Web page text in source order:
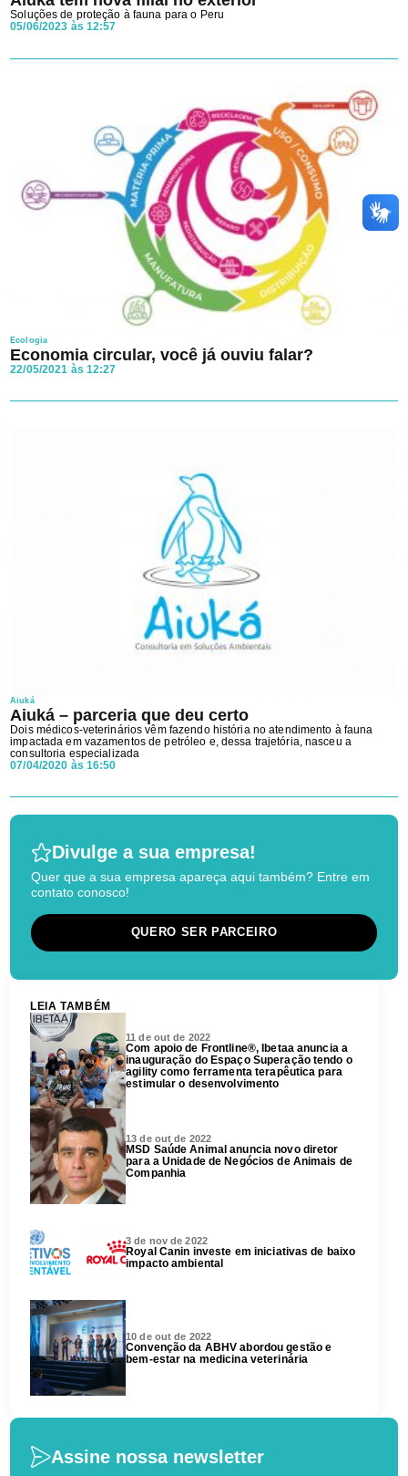
Soluções de proteção à fauna para o Peru
05/06/2023 às 12:57
Ecologia
Economia circular, você já ouviu falar?
22/05/2021 às 12:27
Aiuká
Aiuká – parceria que deu certo
Dois médicos-veterinários vêm fazendo história no atendimento à fauna
impactada em vazamentos de petróleo e, dessa trajetória, nasceu a
consultoria especializada
07/04/2020 às 16:50
Divulge a sua empresa!
Quer que a sua empresa apareça aqui também? Entre em
contato conosco!
QUERO SER PARCEIRO
LEIA TAMBÉM
11 de out de 2022
Com apoio de Frontline®, Ibetaa anuncia a
inauguração do Espaço Superação tendo o
agility como ferramenta terapêutica para
estimular o desenvolvimento
13 de out de 2022
MSD Saúde Animal anuncia novo diretor
para a Unidade de Negócios de Animais de
Companhia
3 de nov de 2022
Royal Canin investe em iniciativas de baixo
impacto ambiental
10 de out de 2022
Convenção da ABHV abordou gestão e
bem-estar na medicina veterinária
Assine nossa newsletter
Ao avançar aceito osTermos e Condiçõese aPolítica de